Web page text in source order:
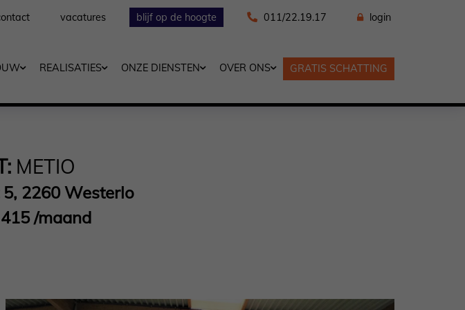
vacatures blijf op de hoogte 011/22.19.17 login
REALISATIES ONZE DIENSTEN OVER ONS GRATIS SCHATTING
METIO
2260 Westerlo
/maand